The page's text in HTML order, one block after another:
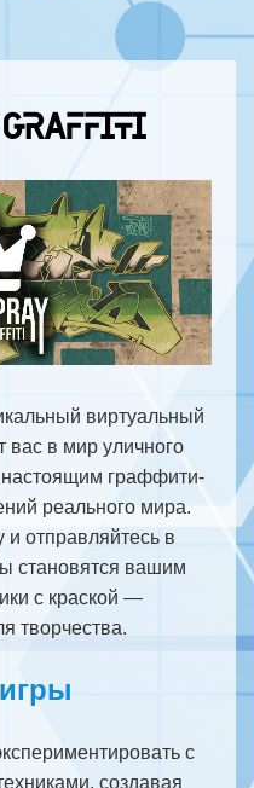
виртуальный
вас в мир уличного
настоящим граффити-
реального мира.
и отправляйтесь в
становятся вашим
с краской —
творчества.
с
создавая